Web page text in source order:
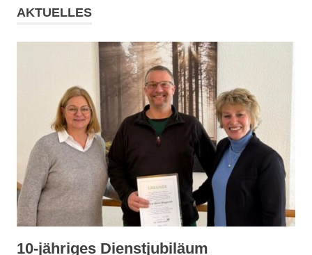
AKTUELLES
10-jähriges Dienstjubiläum